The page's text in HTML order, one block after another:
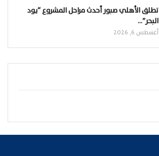
تطلق الأهلي صبور أحدث مراحل المشروع “يود
البحر”…
أغسطس 6, 2026